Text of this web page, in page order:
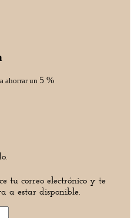
ahorrar un 5 %
tu correo electrónico y te
a estar disponible.